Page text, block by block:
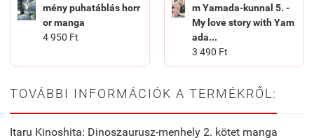
mény puhatáblás horr
or manga
4 950 Ft
m Yamada-kunnal 5. -
My love story with Yam
ada...
3 490 Ft
TOVÁBBI INFORMÁCIÓK A TERMÉKRŐL:
Itaru Kinoshita: Dinoszaurusz-menhely 2. kötet manga